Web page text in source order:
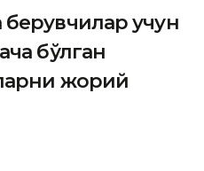
учун
бўлган
жорий